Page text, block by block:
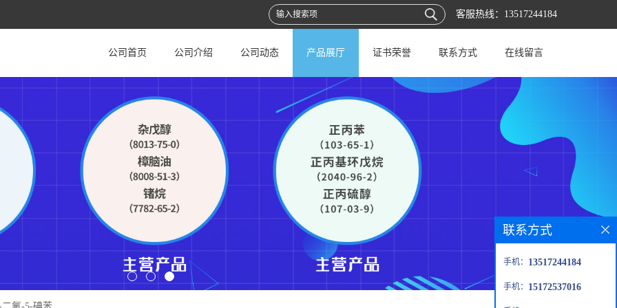
客服热线： 13517244184
公司首页 公司介绍 公司动态 产品展厅 证书荣誉 联系方式 在线留言
联系方式
手机： 13517244184
手机： 15172537016